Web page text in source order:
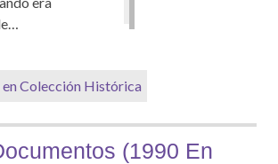
Colección Histórica
(1990 En